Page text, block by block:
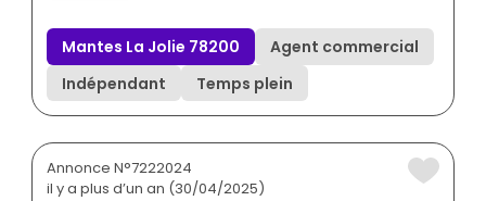
Mantes La Jolie 78200
Agent commercial
Indépendant
Temps plein
Annonce N°7222024
il y a plus d’un an (30/04/2025)